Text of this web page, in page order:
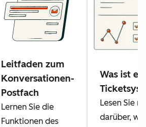
Leitfaden zum
Konversationen-
Postfach
Lernen Sie die
Funktionen des
Was ist ein
Lesen Sie
darüber,